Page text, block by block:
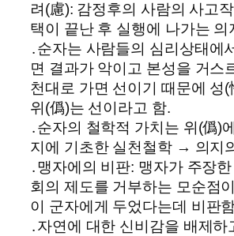
려(慮): 감정후의 사람의 사고
택이 끝난 후 실행에 나가는 의
․순자는 사람들의 심리상태에
면 결과가 악이고 본성을 거스
천대로 가면 선이기 때문에 성(
위(僞)는 선이라고 함.
․순자의 철학적 가치는 위(僞)
지에 기초한 실천철학 → 의지
․맹자에의 비판: 맹자가 주장
회의 제도를 거부하는 모순점
이 군자에게 두었다는데 비판
․자연에 대한 신비감을 배제하